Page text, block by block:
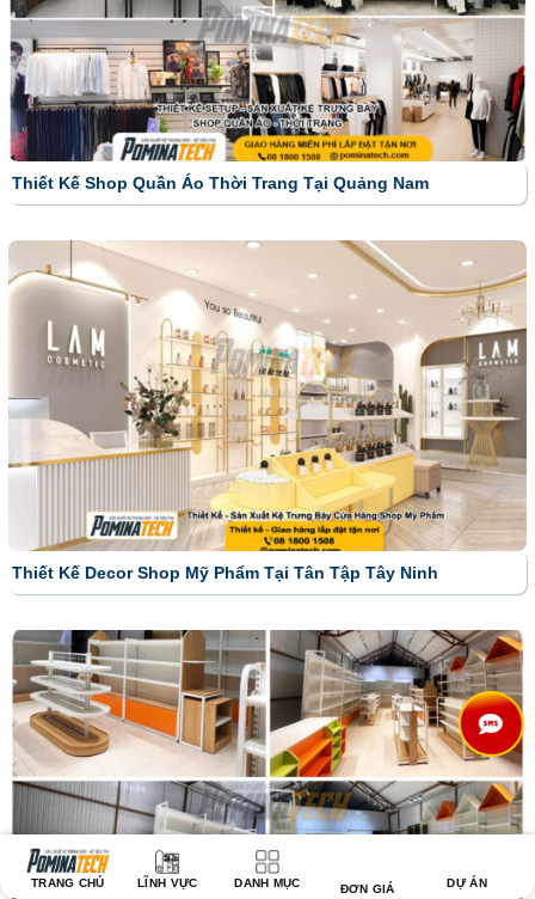
Thiết Kế Shop Quần Áo Thời Trang Tại Quảng Nam
Thiết Kế Decor Shop Mỹ Phẩm Tại Tân Tập Tây Ninh
TRANG CHỦ LĨNH VỰC DANH MỤC ĐƠN GIÁ DỰ ÁN